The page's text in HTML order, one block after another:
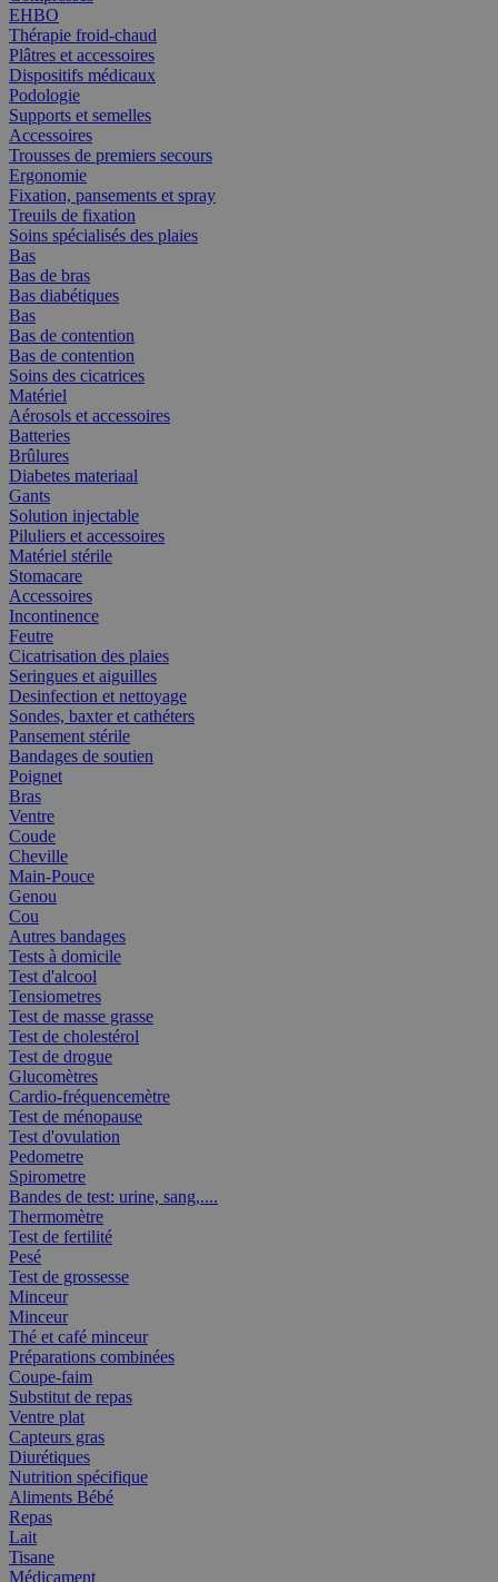
EHBO
Thérapie froid-chaud
Plâtres et accessoires
Dispositifs médicaux
Podologie
Supports et semelles
Accessoires
Trousses de premiers secours
Ergonomie
Fixation, pansements et spray
Treuils de fixation
Soins spécialisés des plaies
Bas
Bas de bras
Bas diabétiques
Bas
Bas de contention
Bas de contention
Soins des cicatrices
Matériel
Aérosols et accessoires
Batteries
Brûlures
Diabetes materiaal
Gants
Solution injectable
Piluliers et accessoires
Matériel stérile
Stomacare
Accessoires
Incontinence
Feutre
Cicatrisation des plaies
Seringues et aiguilles
Desinfection et nettoyage
Sondes, baxter et cathéters
Pansement stérile
Bandages de soutien
Poignet
Bras
Ventre
Coude
Cheville
Main-Pouce
Genou
Cou
Autres bandages
Tests à domicile
Test d'alcool
Tensiometres
Test de masse grasse
Test de cholestérol
Test de drogue
Glucomètres
Cardio-fréquencemètre
Test de ménopause
Test d'ovulation
Pedometre
Spirometre
Bandes de test: urine, sang,....
Thermomètre
Test de fertilité
Pesé
Test de grossesse
Minceur
Minceur
Thé et café minceur
Préparations combinées
Coupe-faim
Substitut de repas
Ventre plat
Capteurs gras
Diurétiques
Nutrition spécifique
Aliments Bébé
Repas
Lait
Tisane
Médicament